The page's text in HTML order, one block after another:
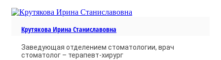
Крутякова Ирина Станиславовна
Заведующая отделением стоматологии, врач
стоматолог – терапевт-хирург